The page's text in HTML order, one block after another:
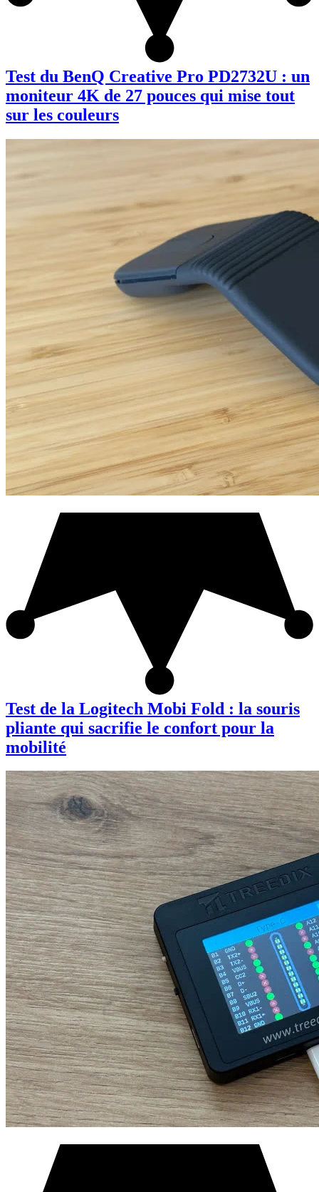
Test du BenQ Creative Pro PD2732U : un
moniteur 4K de 27 pouces qui mise tout
sur les couleurs
Test de la Logitech Mobi Fold : la souris
pliante qui sacrifie le confort pour la
mobilité